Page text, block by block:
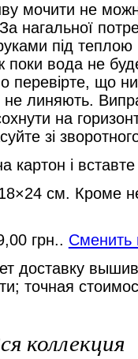
мочити не
нагальної
під
поки вода не
що
линяють.
на
зі
картон і
см. Кроме
грн.. Сменить
доставку
точная
коллекция